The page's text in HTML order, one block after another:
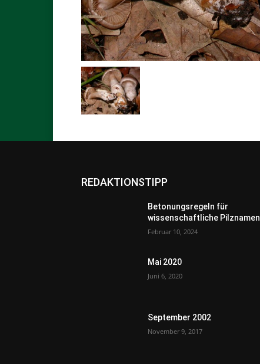
REDAKTIONSTIPP
Betonungsregeln für
wissenschaftliche Pilznamen
Februar 10, 2024
Mai 2020
Juni 6, 2020
September 2002
November 9, 2017